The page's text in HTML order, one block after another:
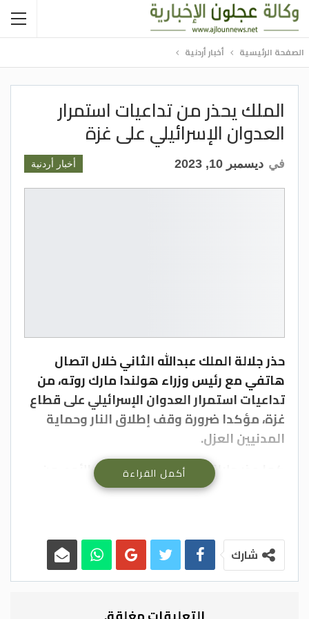
الصفحة الرئيسية أخبار أردنية
الملك يحذر من تداعيات استمرار
العدوان الإسرائيلي على غزة
أخبار أردنية في ديسمبر 10, 2023
حذر جلالة الملك عبدالله الثاني خلال اتصال
هاتفي مع رئيس وزراء هولندا مارك روته، من
تداعيات استمرار العدوان الإسرائيلي على قطاع
غزة، مؤكدا ضرورة وقف إطلاق النار وحماية
المدنيين العزل.
كما حذر جلالته خلال الاتصال، اليوم الأحد، من
أعمال العنف التي يقوم بها المستوطنون
بالضفة عن السيطرة.
وشدد جلالة الملك على ضرورة مضاعفة
أكمل القراءة
شارك